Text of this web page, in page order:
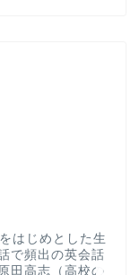
はじめとした生
で頻出の英会話
田高志（高校の
策講座
ッコい
フレー